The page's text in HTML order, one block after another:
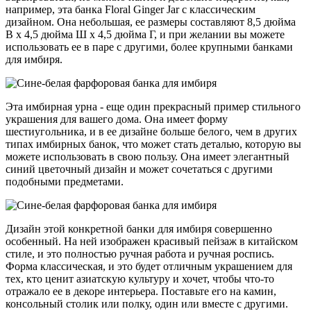
например, эта банка Floral Ginger Jar с классическим
дизайном. Она небольшая, ее размеры составляют 8,5 дюйма
В x 4,5 дюйма Ш x 4,5 дюйма Г, и при желании вы можете
использовать ее в паре с другими, более крупными банками
для имбиря.
Эта имбирная урна - еще один прекрасный пример стильного
украшения для вашего дома. Она имеет форму
шестиугольника, и в ее дизайне больше белого, чем в других
типах имбирных банок, что может стать деталью, которую вы
можете использовать в свою пользу. Она имеет элегантный
синий цветочный дизайн и может сочетаться с другими
подобными предметами.
Дизайн этой конкретной банки для имбиря совершенно
особенный. На ней изображен красивый пейзаж в китайском
стиле, и это полностью ручная работа и ручная роспись.
Форма классическая, и это будет отличным украшением для
тех, кто ценит азиатскую культуру и хочет, чтобы что-то
отражало ее в декоре интерьера. Поставьте его на камин,
консольный столик или полку, один или вместе с другими.